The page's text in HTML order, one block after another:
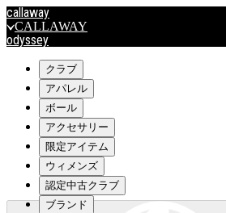
callaway
CALLAWAY
odyssey
travismathew
outlet
OUTLET
キャロウェイアパレルはこちら>>>
クラブ
アパレル
ボール
アクセサリー
限定アイテム
ウィメンズ
認定中古クラブ
ブランド